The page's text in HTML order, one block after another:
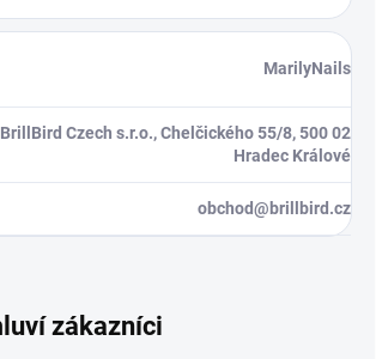
MarilyNails
BrillBird Czech s.r.o., Chelčického 55/8, 500 02
Hradec Králové
obchod@brillbird.cz